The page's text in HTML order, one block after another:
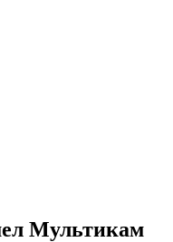
Мультикам